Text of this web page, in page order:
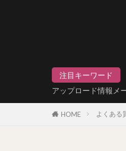
注目キーワード
アップロード情報メ
HOME よくある